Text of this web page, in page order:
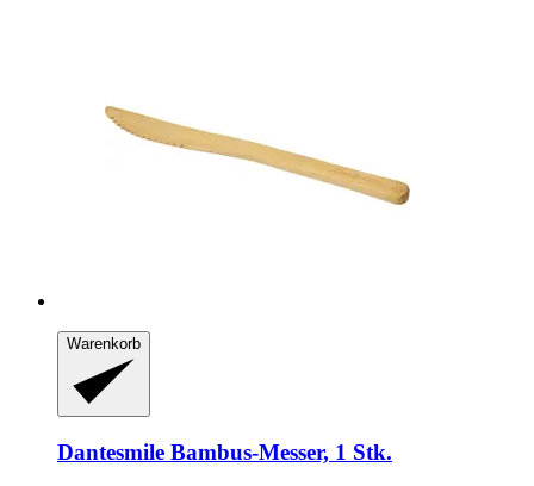
Warenkorb
Dantesmile Bambus-​Messer, 1 Stk.